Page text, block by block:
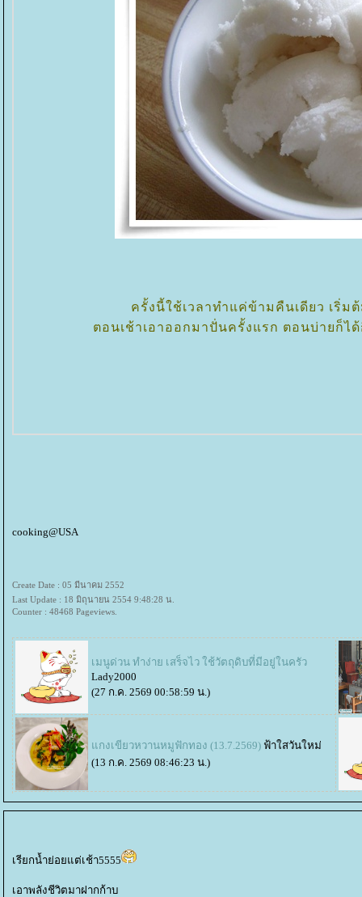
ครั้งนี้ใช้เวลาทำแค่ข้ามคืนเดียว เริ่
ตอนเช้าเอาออกมาปั่นครั้งแรก ตอนบ่ายก็
cooking@USA
Create Date : 05 มีนาคม 2552
Last Update : 18 มิถุนายน 2554 9:48:28 น.
Counter : 48468 Pageviews.
เมนูด่วน ทำง่าย เสร็จไว ใช้วัตถุดิบที่มีอยู่ในครัว
Lady2000
(27 ก.ค. 2569 00:58:59 น.)
กงเขียวหวานหมูฟักทอง (13.7.2569) ฟ้าใสวันใหม่
(13 ก.ค. 2569 08:46:23 น.)
เรียกน้ำย่อยแต่เช้า5555
เอาพลังชีวิตมาฝากก้าบ